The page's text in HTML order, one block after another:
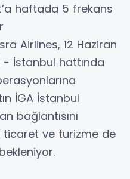
haftada 5 frekans
Airlines, 12 Haziran
İstanbul hattında
İGA İstanbul
bağlantısını
ticaret ve turizme de